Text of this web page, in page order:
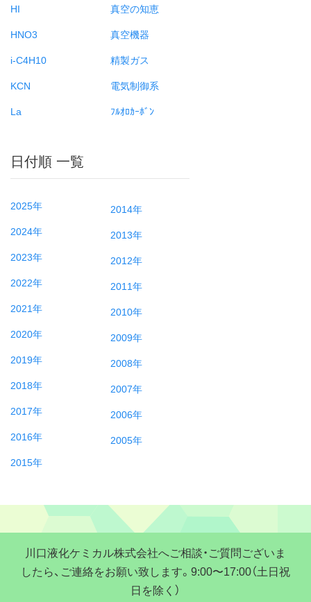
HI
HNO3
i-C4H10
KCN
La
真空の知恵
真空機器
精製ガス
電気制御系
ﾌﾙｵﾛｶｰﾎﾞﾝ
日付順 一覧
2025年
2024年
2023年
2022年
2021年
2020年
2019年
2018年
2017年
2016年
2015年
2014年
2013年
2012年
2011年
2010年
2009年
2008年
2007年
2006年
2005年
川口液化ケミカル株式会社へご相談・ご質問ございま
したら、ご連絡をお願い致します。9:00〜17:00（土日祝
日を除く）